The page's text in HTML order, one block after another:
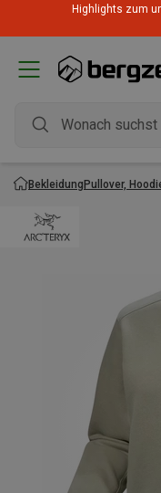
Highlights zum
BekleidungPullover,